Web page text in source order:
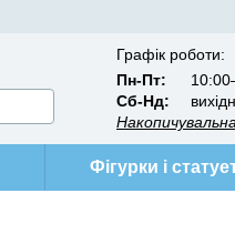
Графік роботи:
Пн-Пт:
Сб-Нд:
Фігурки і